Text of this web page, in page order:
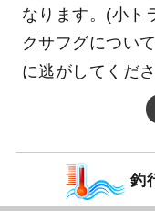
なります。(小ト
クサフグについ
に逃がしてくださ
釣